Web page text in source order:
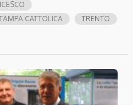
CATTOLICA
TRENTO